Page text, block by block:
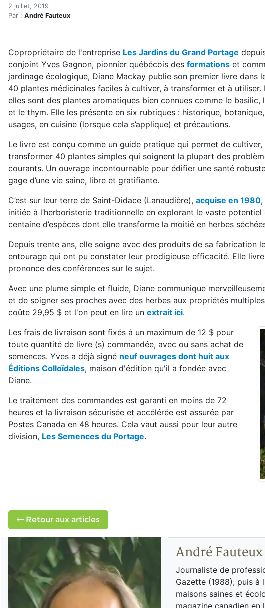
Accueil
Articles
40 plantes médicinales pour la pharmacie familiale
40 plantes médicinales pour la
2 juillet, 2019
Par : André Fauteux
Copropriétaire de l'entreprise Les Jardins du Grand Portage
conjoint Yves Gagnon, pionnier québécois des formations et
jardinage écologique, Diane Mackay publie son premier livre dans
40 plantes médicinales faciles à cultiver, à transformer et à utiliser.
elles sont des plantes aromatiques bien connues comme le basilic,
et le thym. Elle les présente en six rubriques : historique,
usages, en cuisine (lorsque cela s’applique) et précautions.
Le livre est conçu comme un guide pratique qui permet de
transformer 40 plantes simples qui soignent la plupart des
courants. Un ouvrage incontournable pour édifier une santé
gage d’une vie saine, libre et gratifiante.
C’est sur leur terre de Saint-Didace (Lanaudière), acquise en 1980,
initiée à l’herboristerie traditionnelle en explorant le vaste
centaine d’espèces dont elle transforme la moitié en herbes
Depuis trente ans, elle soigne avec des produits de sa fabrication
entourage qui ont pu constater leur prodigieuse efficacité. Elle
prononce des conférences sur le sujet.
Avec une plume simple et fluide, Diane communique
et de soigner ses proches avec des herbes aux propriétés
coûte 29,95 $ et l'on peut en lire un extrait ici.
Les frais de livraison sont fixés à un maximum de 12 $ pour
toute quantité de livre (s) commandée, avec ou sans achat de
semences. Yves a déjà signé neuf ouvrages dont huit aux
Éditions Colloïdales, maison d'édition qu'il a fondée avec
Diane.
Le traitement des commandes est garanti en moins de 72
heures et la livraison sécurisée et accélérée est assurée par
Postes Canada en 48 heures. Cela vaut aussi pour leur autre
division, Les Semences du Portage.
Retour aux articles
André Fauteux
Journaliste de
Gazette (1988), puis à
maisons saines et
magazine canadien